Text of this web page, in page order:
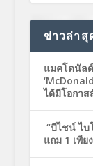
ข่าวล่าสุ
แมคโดนัล
ได้มีโอกา
“บีไชน์ ไบ
แถม 1 เพีย